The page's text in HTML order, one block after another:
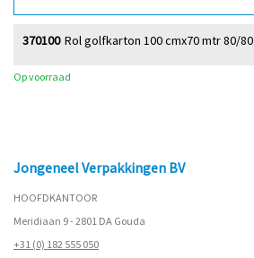
Rol golfkarton 100 cmx70 mtr 80/80
370100
Op voorraad
Jongeneel Verpakkingen BV
HOOFDKANTOOR
Meridiaan 9 - 2801 DA Gouda
+31 (0) 182 555 050